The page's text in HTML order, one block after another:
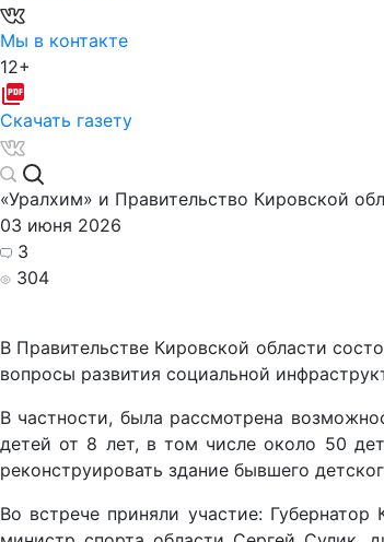
Мы в контакте
12+
Скачать газету
«Уралхим» и Правительство Кировской
03 июня 2026
3
304
В Правительстве Кировской области
вопросы развития социальной
В частности, была рассмотрена
детей от 8 лет, в том числе около 50
реконструировать здание бывшего
Во встрече приняли участие: